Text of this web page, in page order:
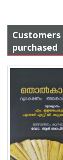
purchased